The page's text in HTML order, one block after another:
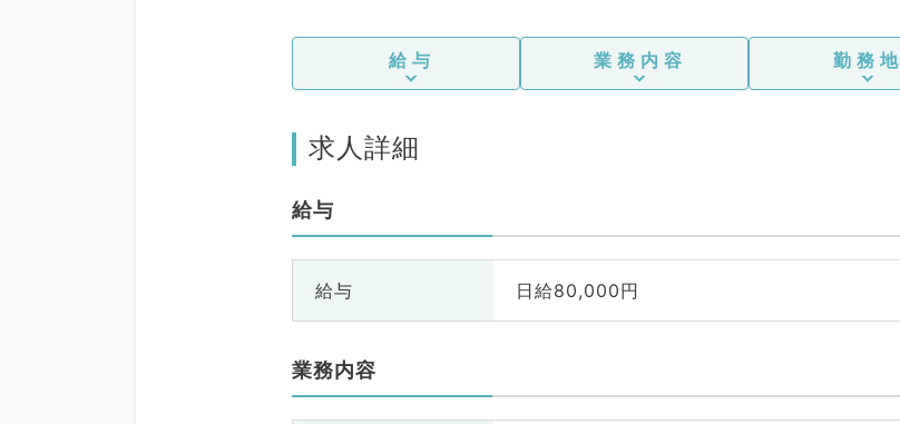
給与 業務内容 勤務地
求人詳細
給与
給与 日給80,000円
業務内容